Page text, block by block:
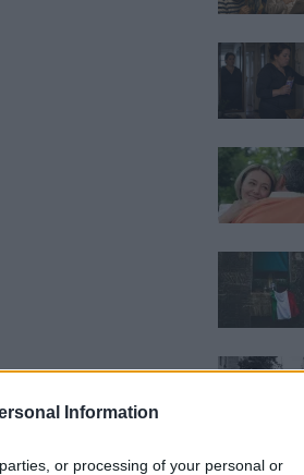
Information
or processing of your personal or